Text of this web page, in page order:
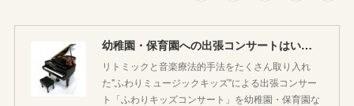
幼稚園・保育園への出張コンサートはいかがですか♪
リトミックと音楽療法的手法をたくさん取り入れ
た"ふわりミュージックキッズ"による出張コンサー
ト「ふわりキッズコンサート」を幼稚園・保育園な